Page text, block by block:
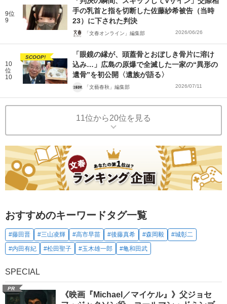
9位
9
手の乳首と指を切断した佐藤紗希被告（当時
23）に下された判決
「文春オンライン」編集部 2026/06/26
10
位
10
SCOOP!
「眼鏡の縁が、頭蓋骨とおぼしき骨片に溶け
込み…」広島の原爆で全滅した一家の“異形の
遺骨”を初公開〈遺族が語る〉
「文藝春秋」編集部 2026/07/11
11位から20位を見る
おすすめのキーワードタグ一覧
#藤田晋 #三山凌輝 #高市早苗 #後藤真希 #森岡毅
#城彰二
#内田有紀
#松田聖子 #玉木雄一郎 #亀和田武
SPECIAL
PR
《映画『Michael／マイケル』》父ジョセ